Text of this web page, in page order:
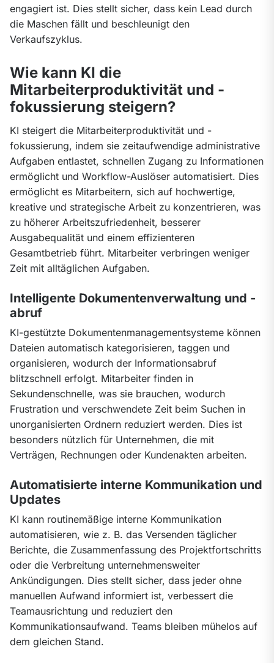
engagiert ist. Dies stellt sicher, dass kein Lead durch
die Maschen fällt und beschleunigt den
Verkaufszyklus.
Wie kann KI die
Mitarbeiterproduktivität und -
fokussierung steigern?
KI steigert die Mitarbeiterproduktivität und -
fokussierung, indem sie zeitaufwendige administrative
Aufgaben entlastet, schnellen Zugang zu Informationen
ermöglicht und Workflow-Auslöser automatisiert. Dies
ermöglicht es Mitarbeitern, sich auf hochwertige,
kreative und strategische Arbeit zu konzentrieren, was
zu höherer Arbeitszufriedenheit, besserer
Ausgabequalität und einem effizienteren
Gesamtbetrieb führt. Mitarbeiter verbringen weniger
Zeit mit alltäglichen Aufgaben.
Intelligente Dokumentenverwaltung und -
abruf
KI-gestützte Dokumentenmanagementsysteme können
Dateien automatisch kategorisieren, taggen und
organisieren, wodurch der Informationsabruf
blitzschnell erfolgt. Mitarbeiter finden in
Sekundenschnelle, was sie brauchen, wodurch
Frustration und verschwendete Zeit beim Suchen in
unorganisierten Ordnern reduziert werden. Dies ist
besonders nützlich für Unternehmen, die mit
Verträgen, Rechnungen oder Kundenakten arbeiten.
Automatisierte interne Kommunikation und
Updates
KI kann routinemäßige interne Kommunikation
automatisieren, wie z. B. das Versenden täglicher
Berichte, die Zusammenfassung des Projektfortschritts
oder die Verbreitung unternehmensweiter
Ankündigungen. Dies stellt sicher, dass jeder ohne
manuellen Aufwand informiert ist, verbessert die
Teamausrichtung und reduziert den
Kommunikationsaufwand. Teams bleiben mühelos auf
dem gleichen Stand.